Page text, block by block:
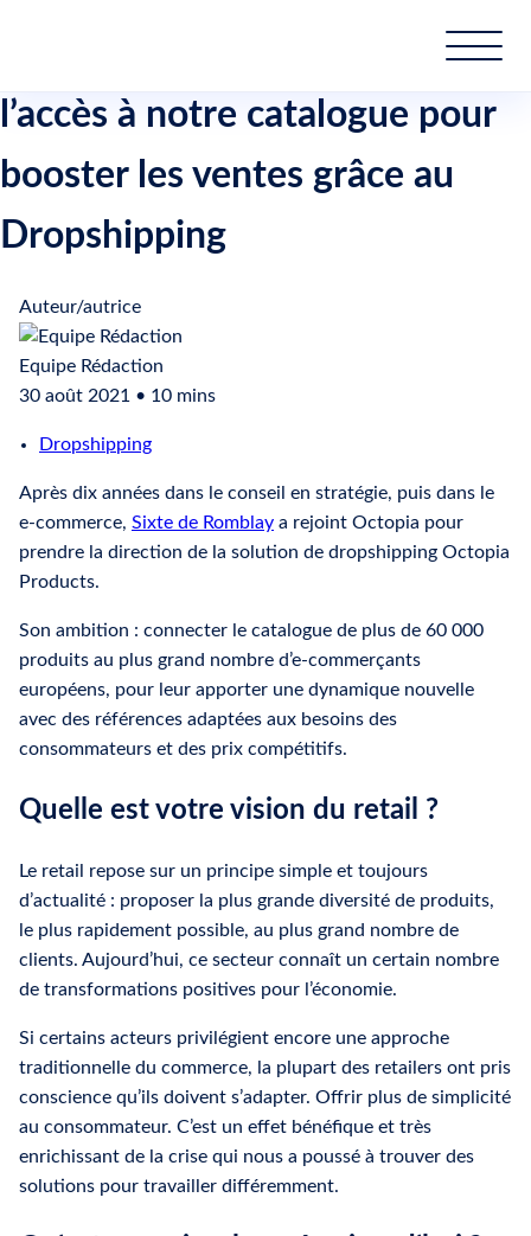
Octopia Products : simplifier
l’accès à notre catalogue pour
booster les ventes grâce au
Dropshipping
Auteur/autrice
Equipe Rédaction
30 août 2021 • 10 mins
Dropshipping
Après dix années dans le conseil en stratégie, puis dans le
e-commerce, Sixte de Romblay a rejoint Octopia pour
prendre la direction de la solution de dropshipping Octopia
Products.
Son ambition : connecter le catalogue de plus de 60 000
produits au plus grand nombre d’e-commerçants
européens, pour leur apporter une dynamique nouvelle
avec des références adaptées aux besoins des
consommateurs et des prix compétitifs.
Quelle est votre vision du retail ?
Le retail repose sur un principe simple et toujours
d’actualité : proposer la plus grande diversité de produits,
le plus rapidement possible, au plus grand nombre de
clients. Aujourd’hui, ce secteur connaît un certain nombre
de transformations positives pour l’économie.
Si certains acteurs privilégient encore une approche
traditionnelle du commerce, la plupart des retailers ont pris
conscience qu’ils doivent s’adapter. Offrir plus de simplicité
au consommateur. C’est un effet bénéfique et très
enrichissant de la crise qui nous a poussé à trouver des
solutions pour travailler différemment.